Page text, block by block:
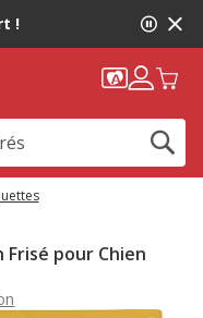
!
Frisé pour Chien